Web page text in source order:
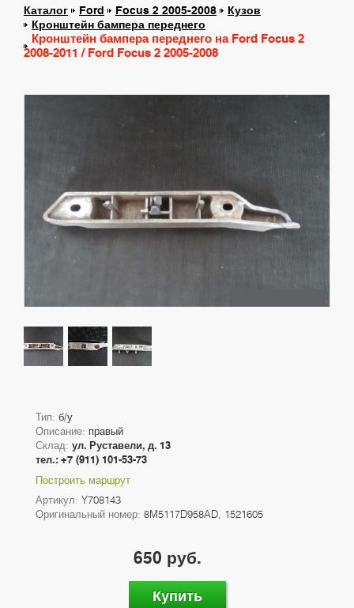
Каталог Ford Focus 2 2005-2008
Кузов
Кронштейн бампера переднего
Кронштейн бампера переднего на Ford Focus 2
2008-2011 / Ford Focus 2 2005-2008
Тип: б/у
Описание: правый
Склад: ул. Руставели, д. 13
тел.: +7 (911) 101-53-73
Построить маршрут
Артикул: Y708143
Оригинальный номер: 8M5117D958AD, 1521605
650 руб.
Купить